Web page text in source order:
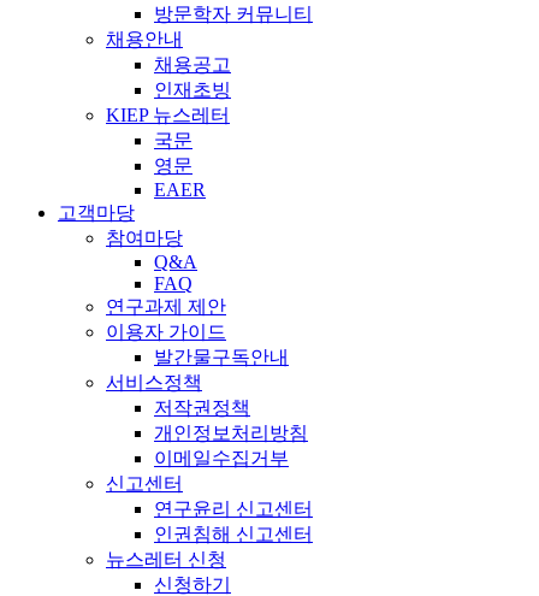
방문학자 커뮤니티
채용안내
채용공고
인재초빙
KIEP 뉴스레터
국문
영문
EAER
고객마당
참여마당
Q&A
FAQ
연구과제 제안
이용자 가이드
발간물구독안내
서비스정책
저작권정책
개인정보처리방침
이메일수집거부
신고센터
연구윤리 신고센터
인권침해 신고센터
뉴스레터 신청
신청하기